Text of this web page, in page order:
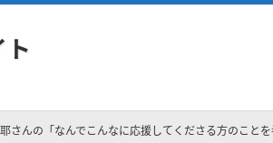
さんの「なんでこんなに応援してくださる方のこ